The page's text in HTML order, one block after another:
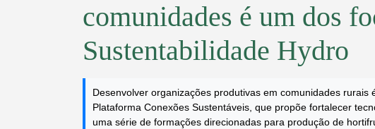
comunidades é um dos
Sustentabilidade Hydro
Desenvolver organizações produtivas em comunidades rurais
Plataforma Conexões Sustentáveis, que propõe fortalecer
uma série de formações direcionadas para produção de